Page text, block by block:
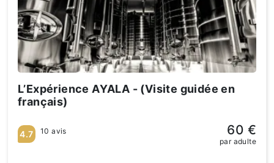
L’Expérience AYALA - (Visite guidée en
français)
4.7 10 avis 60 €
par adulte